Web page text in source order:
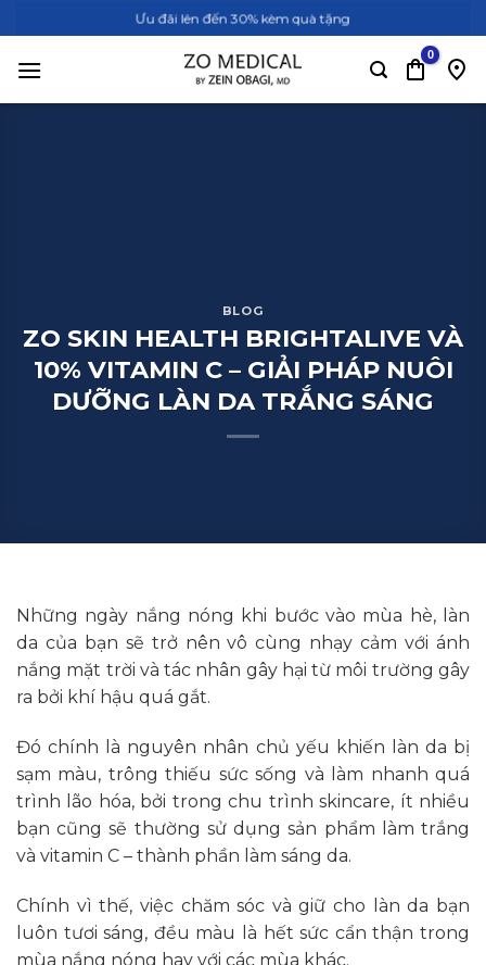
qua
nội
Ưu đãi lên đến 30% kèm quà tặng
BLOG
ZO SKIN HEALTH BRIGHTALIVE VÀ
10% VITAMIN C – GIẢI PHÁP NUÔI
DƯỠNG LÀN DA TRẮNG SÁNG
Những ngày nắng nóng khi bước vào mùa hè, làn
da của bạn sẽ trở nên vô cùng nhạy cảm với ánh
nắng mặt trời và tác nhân gây hại từ môi trường gây
ra bởi khí hậu quá gắt.
Đó chính là nguyên nhân chủ yếu khiến làn da bị
sạm màu, trông thiếu sức sống và làm nhanh quá
trình lão hóa, bởi trong chu trình skincare, ít nhiều
bạn cũng sẽ thường sử dụng sản phẩm làm trắng
và vitamin C – thành phần làm sáng da.
Chính vì thế, việc chăm sóc và giữ cho làn da bạn
luôn tươi sáng, đều màu là hết sức cẩn thận trong
mùa nắng nóng hay với các mùa khác.